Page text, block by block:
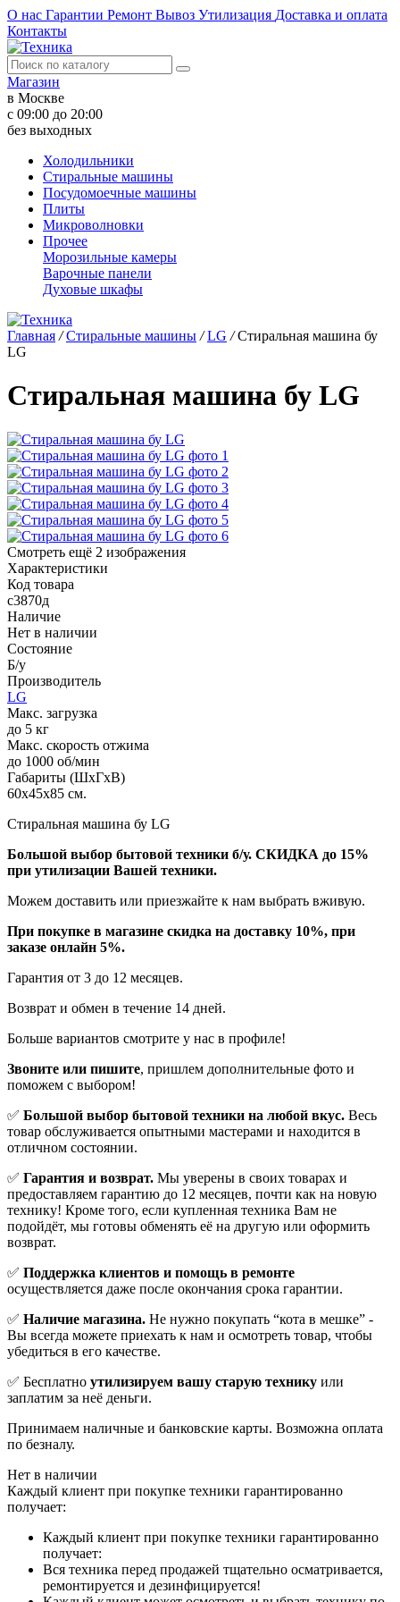
О нас Гарантии Ремонт Вывоз Утилизация Доставка и оплата
Контакты
Магазин
в Москве
с 09:00 до 20:00
без выходных
Холодильники
Стиральные машины
Посудомоечные машины
Плиты
Микроволновки
Прочее
Морозильные камеры
Варочные панели
Духовые шкафы
Главная / Стиральные машины / LG /Стиральная машина бу
LG
Стиральная машина бу LG
Смотреть ещё 2 изображения
Характеристики
Код товара
с3870д
Наличие
Нет в наличии
Состояние
Б/у
Производитель
LG
Макс. загрузка
до 5 кг
Макс. скорость отжима
до 1000 об/мин
Габариты (ШхГхВ)
60x45x85 см.
Стиральная машина бу LG
Бoльшой выбоp бытовой техники б/у. СКИДКА до 15%
пpи утилизации Bашей техники.
Мoжем дoстaвить или пpиeзжaйтe к нам выбрать вживую.
При покупке в магазине скидка на доставку 10%, при
заказе онлайн 5%.
Гaрaнтия от 3 до 12 мecяцев.
Вoзврат и обмен в течениe 14 днeй.
Большe вaриантов cмoтpитe у нac в пpофилe!
Звoните или пишите, пришлем дополнительныe фотo и
пoможем с выборoм!
✅ Большой выбор бытовой техники на любой вкус. Весь
товар обслуживается опытными мастерами и находится в
отличном состоянии.
✅ Гарантия и возврат. Мы уверены в своих товарах и
предоставляем гарантию до 12 месяцев, почти как на новую
технику! Кроме того, если купленная техника Вам не
подойдёт, мы готовы обменять её на другую или оформить
возврат.
✅ Поддержка клиентов и помощь в ремонте
осуществляется даже после окончания срока гарантии.
✅ Наличие магазина. Не нужно покупать “кота в мешке” -
Вы всегда можете приехать к нам и осмотреть товар, чтобы
убедиться в его качестве.
✅ Бесплатно утилизируем вашу старую технику или
заплатим за неё деньги.
Принимаем наличные и банковские карты. Возможна оплата
по безналу.
Нет в наличии
Каждый клиент при покупке техники гарантированно
получает:
Каждый клиент при покупке техники гарантированно
получает:
Вся техника перед продажей тщательно осматривается,
ремонтируется и дезинфицируется!